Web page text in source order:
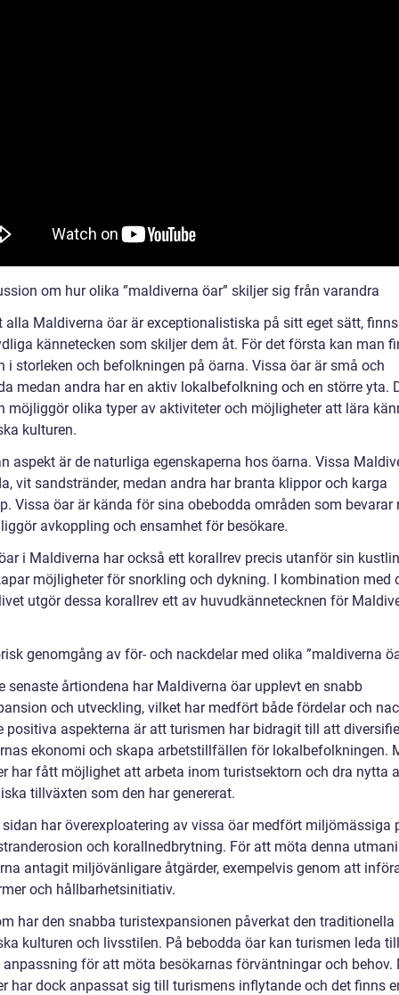
om hur olika ”maldiverna öar” skiljer sig från varandra
alla Maldiverna öar är exceptionalistiska på sitt eget sätt,
kännetecken som skiljer dem åt. För det första kan man
i storleken och befolkningen på öarna. Vissa öar är små och
medan andra har en aktiv lokalbefolkning och en större yta.
möjliggör olika typer av aktiviteter och möjligheter att lära
kulturen.
aspekt är de naturliga egenskaperna hos öarna. Vissa
vit sandstränder, medan andra har branta klippor och karga
Vissa öar är kända för sina obebodda områden som bevarar
avkoppling och ensamhet för besökare.
i Maldiverna har också ett korallrev precis utanför sin
möjligheter för snorkling och dykning. I kombination med
utgör dessa korallrev ett av huvudkännetecknen för
genomgång av för- och nackdelar med olika ”maldiverna
senaste årtiondena har Maldiverna öar upplevt en snabb
och utveckling, vilket har medfört både fördelar och
positiva aspekterna är att turismen har bidragit till att
ekonomi och skapa arbetstillfällen för lokalbefolkningen.
har fått möjlighet att arbeta inom turistsektorn och dra nytta
tillväxten som den har genererat.
sidan har överexploatering av vissa öar medfört miljömässiga
och korallnedbrytning. För att möta denna
antagit miljövänligare åtgärder, exempelvis genom att
och hållbarhetsinitiativ.
har den snabba turistexpansionen påverkat den traditionella
kulturen och livsstilen. På bebodda öar kan turismen leda
för att möta besökarnas förväntningar och behov.
har dock anpassat sig till turismens inflytande och det finns